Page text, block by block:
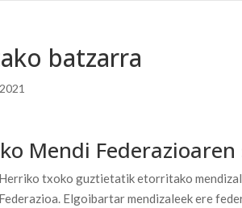
batzarra
Mendi
txoko guztietatik etorritako
Elgoibartar mendizaleek ere